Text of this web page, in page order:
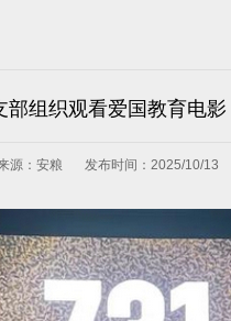
组织观看爱国教育电影
源：安粮 发布时间：2025/10/13